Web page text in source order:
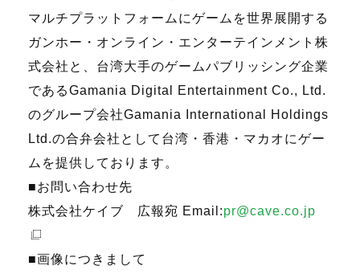
マルチプラットフォームにゲームを世界展開する
ガンホー・オンライン・エンターテインメント株
式会社と、台湾大手のゲームパブリッシング企業
であるGamania Digital Entertainment Co., Ltd.
のグループ会社Gamania International Holdings
Ltd.の合弁会社として台湾・香港・マカオにゲー
ムを提供しております。
■お問い合わせ先
株式会社ケイブ 広報宛 Email:pr@cave.co.jp
■画像につきまして